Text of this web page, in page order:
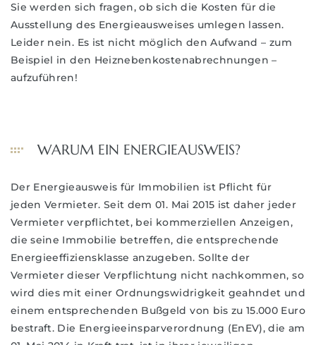
Sie werden sich fragen, ob sich die Kosten für die
Ausstellung des Energieausweises umlegen lassen.
Leider nein. Es ist nicht möglich den Aufwand – zum
Beispiel in den Heiznebenkostenabrechnungen –
aufzuführen!
WARUM EIN ENERGIEAUSWEIS?
Der Energieausweis für Immobilien ist Pflicht für
jeden Vermieter. Seit dem 01. Mai 2015 ist daher jeder
Vermieter verpflichtet, bei kommerziellen Anzeigen,
die seine Immobilie betreffen, die entsprechende
Energieeffiziensklasse anzugeben. Sollte der
Vermieter dieser Verpflichtung nicht nachkommen, so
wird dies mit einer Ordnungswidrigkeit geahndet und
einem entsprechenden Bußgeld von bis zu 15.000 Euro
bestraft. Die Energieeinsparverordnung (EnEV), die am